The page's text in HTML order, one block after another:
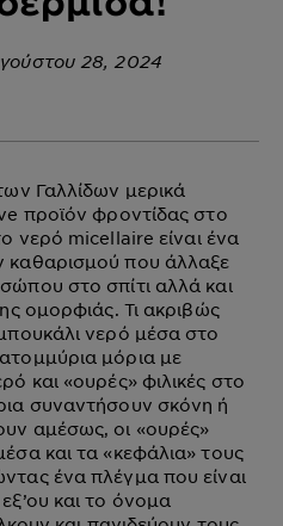
28, 2024
Γαλλίδων μερικά
προϊόν φροντίδας στο
νερό micellaire είναι ένα
καθαρισμού που άλλαξε
στο σπίτι αλλά και
ομορφιάς. Τι ακριβώς
νερό μέσα στο
μόρια με
και «ουρές» φιλικές στο
συναντήσουν σκόνη ή
αμέσως, οι «ουρές»
και τα «κεφάλια» τους
ένα πλέγμα που είναι
και το όνομα